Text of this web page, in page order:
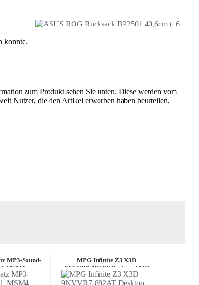
konnte.
zum Produkt sehen Sie unten. Diese werden vom
Nutzer, die den Artikel erworben haben beurteilen,
MP3-Sound-
MSM4
MPG Infinite Z3 X3D
9NVVR7-882AT Desktop AMD
Ryzen 7 9800X3D, 32 ...